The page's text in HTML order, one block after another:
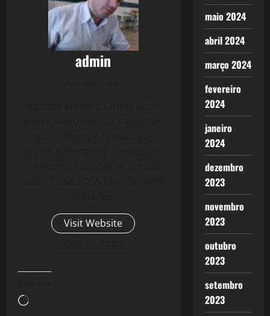
admin
Visit Website
Carregando...
maio 2024
abril 2024
março 2024
fevereiro
2024
janeiro
2024
dezembro
2023
novembro
2023
outubro
2023
setembro
2023